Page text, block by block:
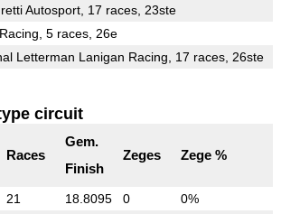
Autosport, 17 races, 23ste
5 races, 26e
Letterman Lanigan Racing, 17 races, 26ste
circuit
Races
Gem.
Finish
Zeges Zege %
21 18.8095 0
0%